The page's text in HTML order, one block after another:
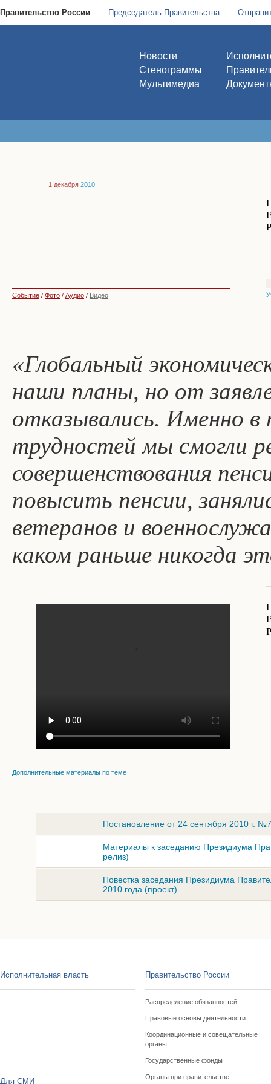
Правительство России Председатель Правительства
Новости
Стенограммы
Мультимедиа
1 декабря 2010
Событие / Фото / Аудио / Видео
«Глобальный
наши планы, но от
отказывались. Именно в
трудностей мы смогли
совершенствования
повысить пенсии,
ветеранов и
каком раньше никогда
Дополнительные материалы по теме
Постановление от 24 сентября 2010 г.
Материалы к заседанию Президиума
релиз)
Повестка заседания Президиума
2010 года (проект)
Исполнительная власть Правительство России
Распределение обязанностей
Правовые основы деятельности
Координационные и совещательные
органы
Государственные фонды
Органы при правительстве
Для СМИ